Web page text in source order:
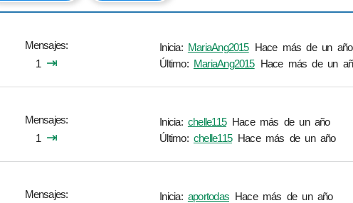
Mensajes
1 ⇥
Inicia: MariaAng2015 Hace más de un año
Último: MariaAng2015 Hace más de un
Mensajes
1 ⇥
Inicia: chelle115 Hace más de un año
Último: chelle115 Hace más de un año
Mensajes
Inicia: aportodas Hace más de un año